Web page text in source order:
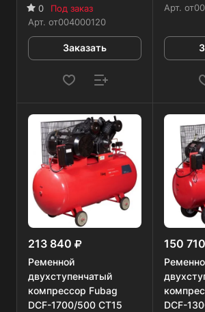
0
Под заказ
Арт. от004000120
Заказать
Арт.
213 840
Ременной
двухступенчатый
компрессор Fubag
DCF-1700/500 CT15
150 710
DCF-